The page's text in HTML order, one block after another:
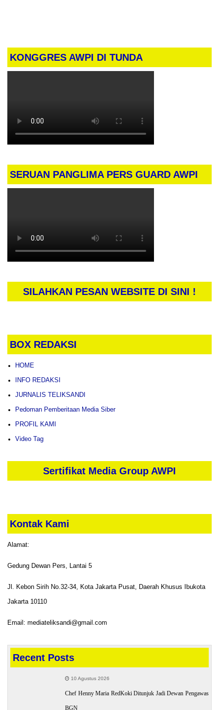
KONGGRES AWPI DI TUNDA
SERUAN PANGLIMA PERS GUARD AWPI
SILAHKAN PESAN WEBSITE DI SINI !
BOX REDAKSI
HOME
INFO REDAKSI
JURNALIS TELIKSANDI
Pedoman Pemberitaan Media Siber
PROFIL KAMI
Video Tag
Sertifikat Media Group AWPI
Kontak Kami
Alamat:
Gedung Dewan Pers, Lantai 5
Jl. Kebon Sirih No.32-34, Kota Jakarta Pusat, Daerah Khusus Ibukota
Jakarta 10110
Email: mediateliksandi@gmail.com
Recent Posts
10 Agustus 2026
Chef Henny Maria RedKoki Ditunjuk Jadi Dewan Pengawas
BGN